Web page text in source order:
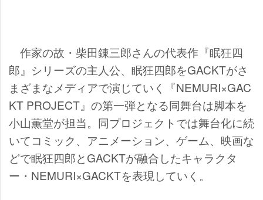
作家の故・柴田錬三郎さんの代表作『眠狂四
郎』シリーズの主人公、眠狂四郎をGACKTがさ
まざまなメディアで演じていく『NEMURI×GAC
KT PROJECT』の第一弾となる同舞台は脚本を
小山薫堂が担当。同プロジェクトでは舞台化に続
いてコミック、アニメーション、ゲーム、映画な
どで眠狂四郎とGACKTが融合したキャラクタ
ー・NEMURI×GACKTを表現していく。